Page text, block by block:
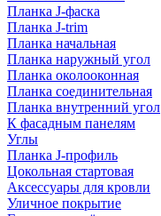
Планка J-фаска
Планка J-trim
Планка начальная
Планка наружный угол
Планка околооконная
Планка соединительная
Планка внутренний угол
К фасадным панелям
Углы
Планка J-профиль
Цокольная стартовая
Аксессуары для кровли
Уличное покрытие